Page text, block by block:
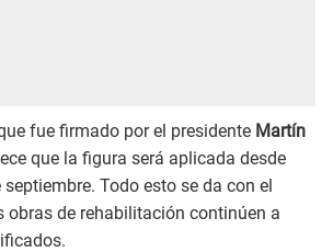
fue firmado por el presidente Martín
que la figura será aplicada desde
Todo esto se da con el
obras de rehabilitación continúen a